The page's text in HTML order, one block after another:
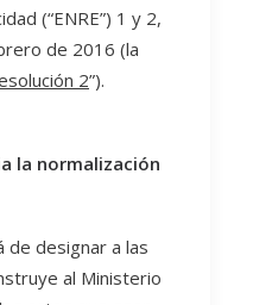
(“ENRE”) 1 y 2,
de 2016 (la
2”).
la normalización
de designar a las
al Ministerio